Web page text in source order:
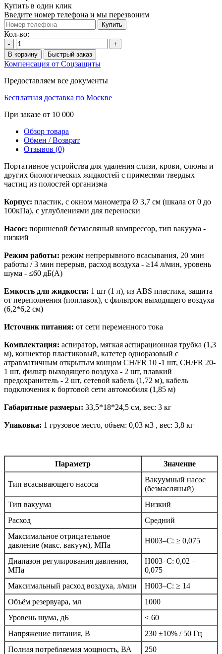
Купить в один клик
Введите номер телефона и мы перезвоним
Купить
Кол-во:
-
+
В корзину
Быстрый заказ
Компенсация от Соцзащиты
Предоставляем все документы
Бесплатная доставка по Москве
При заказе от 10 000
Обзор товара
Обмен / Возврат
Отзывов (0)
Портативное устройства для удаления слизи, крови, слюны и
других биологических жидкостей с примесями твердых
частиц из полостей организма
Корпус: пластик, с окном манометра Ø 3,7 см (шкала от 0 до
100кПа), с углублениями для переноски
Насос: поршневой безмасляный компрессор, тип вакуума -
низкий
Режим работы: режим непрерывного всасывания, 20 мин
работы / 3 мин перерыв, расход воздуха - ≥14 л/мин, уровень
шума - ≤60 дБ(А)
Емкость для жидкости: 1 шт (1 л), из AВS пластика, защита
от переполнения (поплавок), с фильтром выходящего воздуха
(6,2*6,2 см)
Источник питания: от сети переменного тока
Комплектация: аспиратор, мягкая аспирационная трубка (1,3
м), коннектор пластиковый, катетер одноразовый с
атравматичным открытым концом CH/FR 10 -1 шт, CH/FR 20-
1 шт, фильтр выходящего воздуха - 2 шт, плавкий
предохранитель - 2 шт, сетевой кабель (1,72 м), кабель
подключения к бортовой сети автомобиля (1,85 м)
Габаритные размеры: 33,5*18*24,5 см, вес: 3 кг
Упаковка: 1 грузовое место, объем: 0,03 м3 , вес: 3,8 кг
Параметр Значение
Тип всасывающего насоса
Вакуумный насос
(безмасляный)
Тип вакуума
Низкий
Расход
Средний
Максимальное отрицательное
давление (макс. вакуум), МПа
Н003–C: ≥ 0,075
Диапазон регулирования давления,
МПа
Н003–C: 0,02 –
0,075
Максимальный расход воздуха, л/мин
Н003–C: ≥ 14
Объём резервуара, мл
1000
Уровень шума, дБ
≤ 60
Напряжение питания, В
230 ±10% / 50 Гц
Полная потребляемая мощность, ВА
250